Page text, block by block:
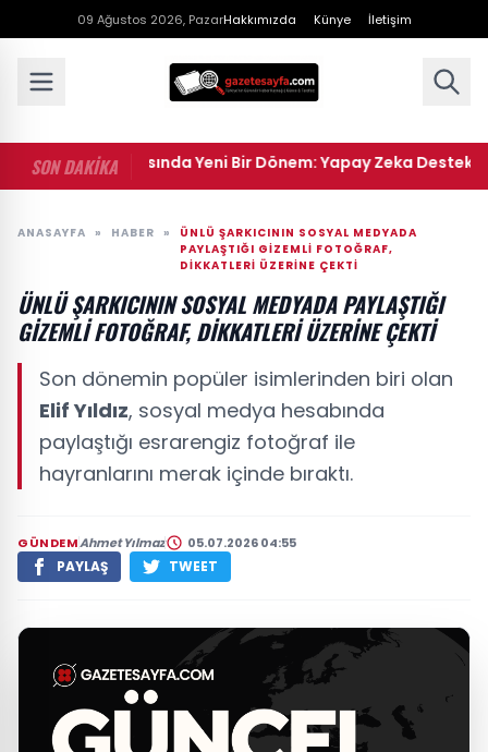
09 Ağustos 2026, PazarHakkımızda Künye İletişim
SON DAKİKA
• Spor Dünyasında Yeni Bir Dönem: Yapay Zeka Destekli
ANASAYFA » HABER »
ÜNLÜ ŞARKICININ SOSYAL MEDYADA
PAYLAŞTIĞI GIZEMLI FOTOĞRAF,
DIKKATLERI ÜZERINE ÇEKTI
ÜNLÜ ŞARKICININ SOSYAL MEDYADA PAYLAŞTIĞI
GIZEMLI FOTOĞRAF, DIKKATLERI ÜZERINE ÇEKTI
Son dönemin popüler isimlerinden biri olan
Elif Yıldız, sosyal medya hesabında
paylaştığı esrarengiz fotoğraf ile
hayranlarını merak içinde bıraktı.
GÜNDEMAhmet Yılmaz 05.07.2026 04:55
PAYLAŞ TWEET